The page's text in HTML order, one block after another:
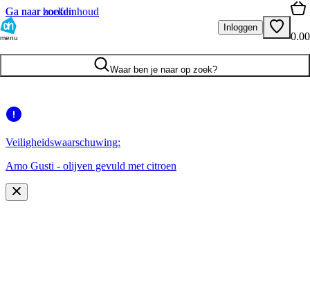
Ga naar hoofdinhoud
Ga naar zoeken
menu
Inloggen
0.00
Waar ben je naar op zoek?
Veiligheidswaarschuwing:
Amo Gusti - olijven gevuld met citroen